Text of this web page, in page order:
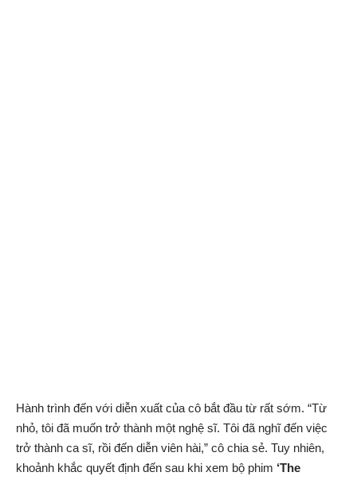
Hành trình đến với diễn xuất của cô bắt đầu từ rất sớm. “Từ
nhỏ, tôi đã muốn trở thành một nghệ sĩ. Tôi đã nghĩ đến việc
trở thành ca sĩ, rồi đến diễn viên hài,” cô chia sẻ. Tuy nhiên,
khoảnh khắc quyết định đến sau khi xem bộ phim ‘The